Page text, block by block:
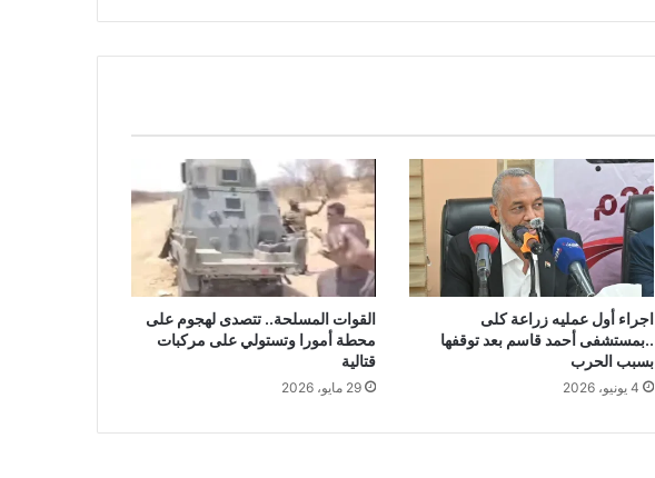
اجراء أول عمليه زراعة كلى
..بمستشفى أحمد قاسم بعد توقفها
بسبب الحرب
4 يونيو، 2026
القوات المسلحة.. تتصدى لهجوم على
محطة أمورا وتستولي على مركبات
قتالية
29 مايو، 2026